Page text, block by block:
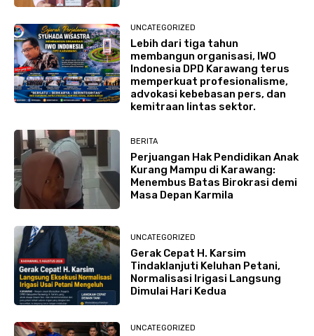
UNCATEGORIZED
Lebih dari tiga tahun
membangun organisasi, IWO
Indonesia DPD Karawang terus
memperkuat profesionalisme,
advokasi kebebasan pers, dan
kemitraan lintas sektor.
BERITA
Perjuangan Hak Pendidikan Anak
Kurang Mampu di Karawang:
Menembus Batas Birokrasi demi
Masa Depan Karmila
UNCATEGORIZED
Gerak Cepat H. Karsim
Tindaklanjuti Keluhan Petani,
Normalisasi Irigasi Langsung
Dimulai Hari Kedua
UNCATEGORIZED